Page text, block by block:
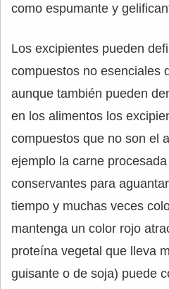
como espumante y
Los excipientes pueden
compuestos no esenciales
aunque también pueden
en los alimentos los
compuestos que no son el
ejemplo la carne
conservantes para
tiempo y muchas veces
mantenga un color rojo
proteína vegetal que lleva
guisante o de soja) puede